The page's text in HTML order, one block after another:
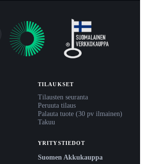
TILAUKSET
Tilausten seuranta
Peruuta tilaus
Palauta tuote (30 pv ilmainen)
Takuu
YRITYSTIEDOT
Suomen Akkukauppa